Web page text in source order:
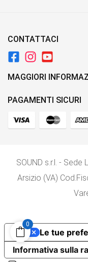
CONTATTACI
MAGGIORI
PAGAMENTI SICURI
SOUND s.r.l. -
Arsizio (VA)
0
Informativa sulla
Le tue